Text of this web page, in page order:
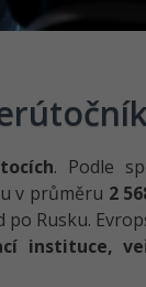
. Podle
v průměru 2
po Rusku.
instituce,